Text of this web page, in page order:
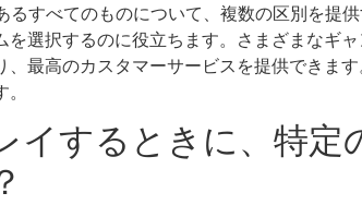
すべてのものについて、複数の区別を提
選択するのに役立ちます。さまざまなギ
最高のカスタマーサービスを提供できま
イするときに、特定